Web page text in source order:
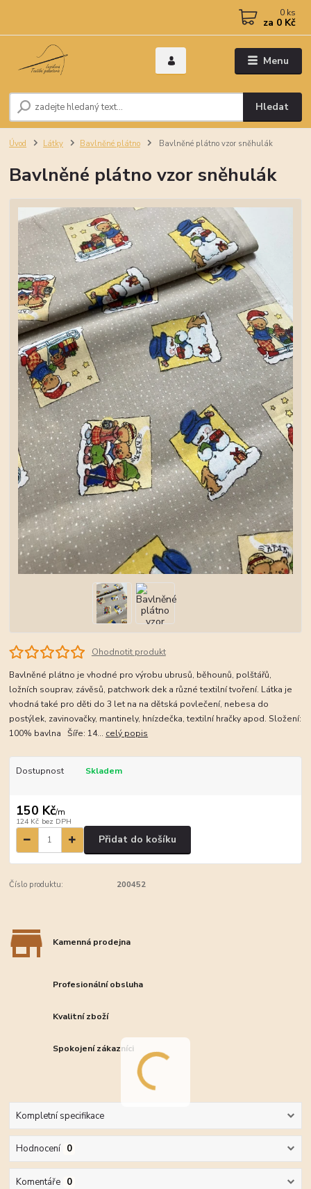
Menu
Hledat
0 ks
za 0 Kč
Úvod Látky Bavlněné plátno Bavlněné plátno vzor sněhulák
Bavlněné plátno vzor sněhulák
Ohodnotit produkt
Bavlněné plátno je vhodné pro výrobu ubrusů, běhounů, polštářů,
ložních souprav, závěsů, patchwork dek a různé textilní tvoření. Látka je
vhodná také pro děti do 3 let na na dětská povlečení, nebesa do
postýlek, zavinovačky, mantinely, hnízdečka, textilní hračky apod. Složení:
100% bavlna Šíře: 14... celý popis
Dostupnost Skladem
150 Kč/m
124 Kč bez DPH
Přidat do košíku
Číslo produktu: 200452
Kamenná prodejna
Profesionální obsluha
Kvalitní zboží
Spokojení zákazníci
Kompletní specifikace
Hodnocení 0
Komentáře 0